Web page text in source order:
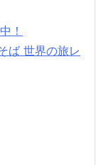
！
ば 世界の旅レ